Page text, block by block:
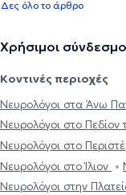
Δες όλο το άρθρο
Χρήσιμοι
Κοντινές περιοχές
Νευρολόγοι στα Άνω
Νευρολόγοι στο
Νευρολόγοι στο
Νευρολόγοι στο Ίλιον
Νευρολόγοι στην